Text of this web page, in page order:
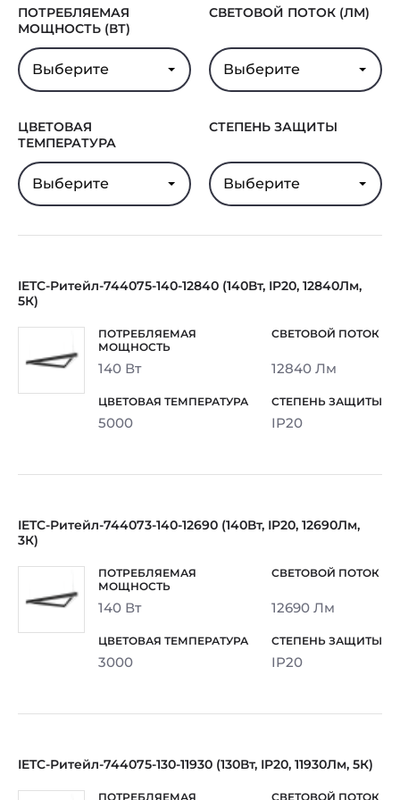
ПОТРЕБЛЯЕМАЯ
МОЩНОСТЬ (ВТ)
Выберите
СВЕТОВОЙ ПОТОК (ЛМ)
Выберите
ЦВЕТОВАЯ
ТЕМПЕРАТУРА
Выберите
СТЕПЕНЬ ЗАЩИТЫ
Выберите
IETC-Ритейл-744075-140-12840 (140Вт, IP20, 12840Лм,
5К)
140 Вт 12840 Лм
5000 IP20
IETC-Ритейл-744073-140-12690 (140Вт, IP20, 12690Лм,
3К)
140 Вт 12690 Лм
3000 IP20
IETC-Ритейл-744075-130-11930 (130Вт, IP20, 11930Лм, 5К)